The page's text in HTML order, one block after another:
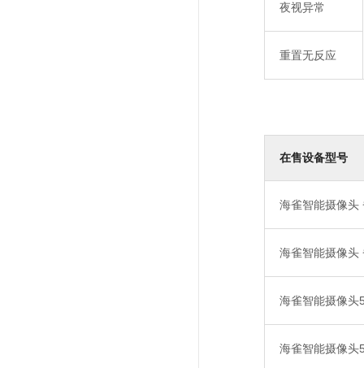
夜视异常
重置无反应
在售设备型号
海雀智能摄像头
海雀智能摄像头
海雀智能摄像头
海雀智能摄像头